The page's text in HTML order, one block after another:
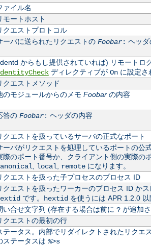
ァイル名
モートホスト
クエストプロトコル
ーバに送られたリクエストの Foobar: ヘッ
からもし提供されていれば) リモートロ
ディレクティブが Onに設定さ
クエストメソッド
のモジュールからのメモ Foobarの内容
答の Foobar: ヘッダの内容
クエストを扱っているサーバの正式なポート
ーバがリクエストを処理しているポートの公
際のポート番号か、クライアント側の実際の
local remoteになります。
クエストを扱った子プロセスのプロセス ID
クエストを扱ったワーカーのプロセス ID か
です。 hextidを使うには APR 1.2.0 以
い合せ文字列 (存在する場合は前に ?が追加
クエストの最初の行
テータス。内部でリダイレクトされたリク
ステータスは %>s